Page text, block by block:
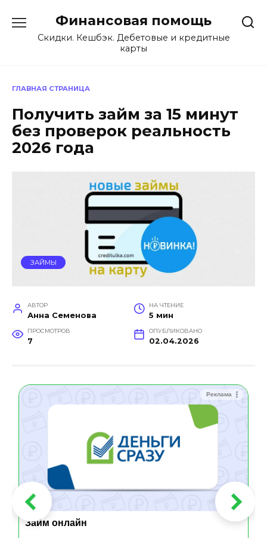
содержанию
Финансовая помощь
Скидки. Кешбэк. Дебетовые и кредитные
карты
ГЛАВНАЯ СТРАНИЦА
Получить займ за 15 минут
без проверок реальность
2026 года
ЗАЙМЫ
АВТОР
Анна Семенова
НА ЧТЕНИЕ
5 мин
ПРОСМОТРОВ
7
ОПУБЛИКОВАНО
02.04.2026
Реклама
Займ онлайн